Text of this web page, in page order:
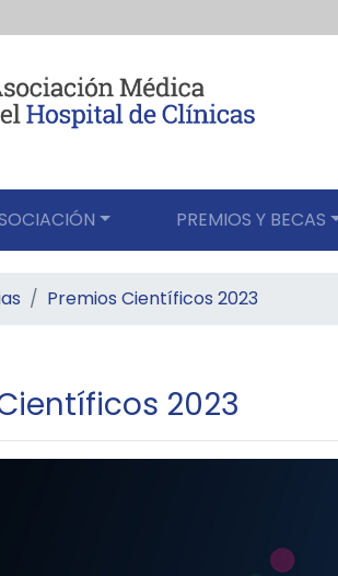
PREMIOS Y BECAS
Premios Científicos 2023
2023